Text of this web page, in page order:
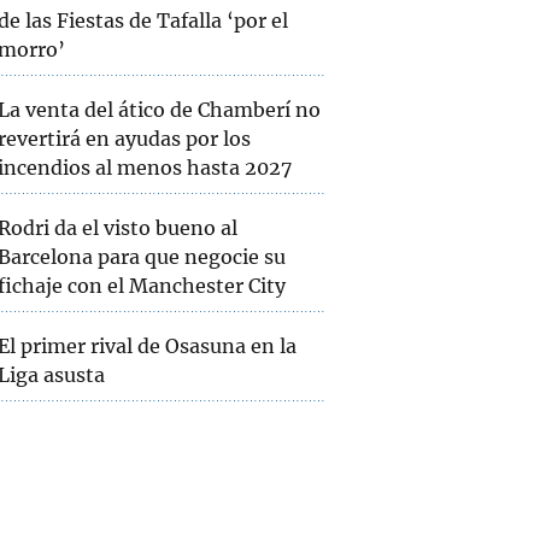
las Fiestas de Tafalla ‘por el
venta del ático de Chamberí no
en ayudas por los
al menos hasta 2027
da el visto bueno al
para que negocie su
con el Manchester City
primer rival de Osasuna en la
asusta